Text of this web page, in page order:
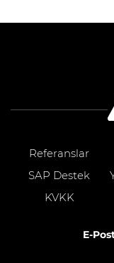
Referanslar
SAP Destek
KVKK
E-